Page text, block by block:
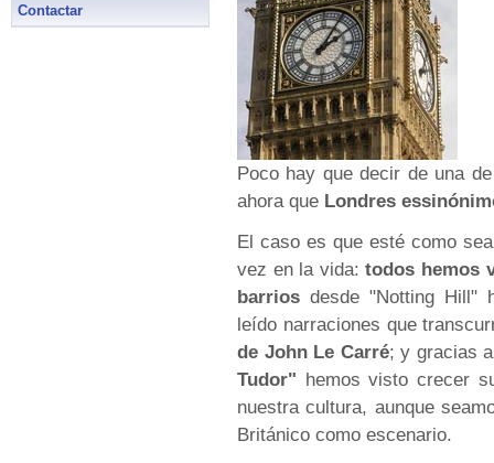
Contactar
Poco hay que decir de una
ahora que Londres
El caso es que esté como
vez en la vida:todos hemos
barrios desde "Notting Hill"
leído narraciones que
de John Le Carré; y gracias
Tudor" hemos visto crecer
nuestra cultura, aunque
Británico como escenario.